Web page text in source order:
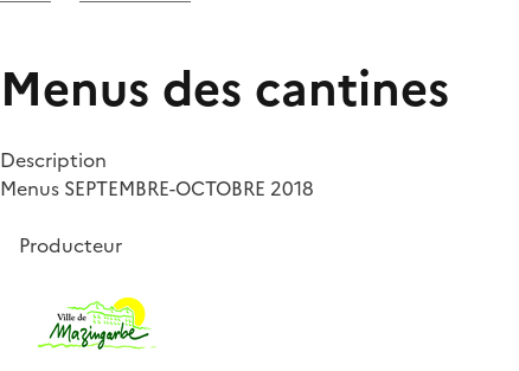
Menus des cantines
Description
Menus SEPTEMBRE-OCTOBRE 2018
Producteur